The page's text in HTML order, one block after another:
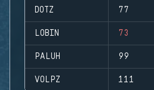
DOTZ 77
LOBIN 73
PALUH 99
VOLPZ 111